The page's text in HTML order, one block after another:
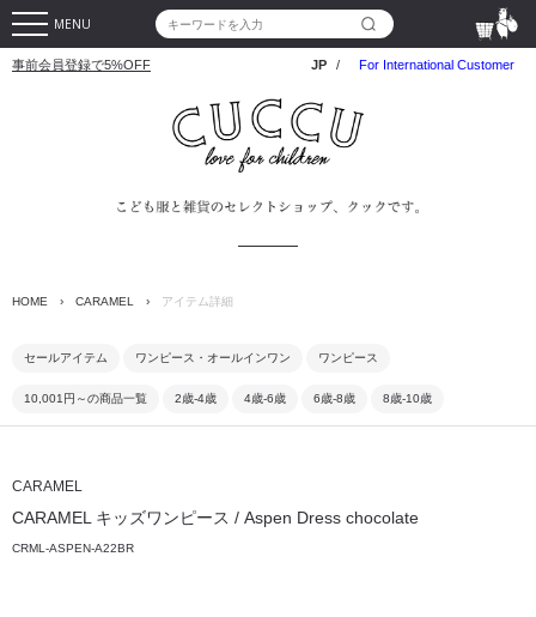
MENU
事前会員登録で5%OFF JP / For International Customer
HOME › CARAMEL › アイテム詳細
セールアイテム ワンピース・オールインワン ワンピース
10,001円～の商品一覧 2歳-4歳 4歳-6歳 6歳-8歳 8歳-10歳
CARAMEL
CARAMEL キッズワンピース / Aspen Dress chocolate
CRML-ASPEN-A22BR